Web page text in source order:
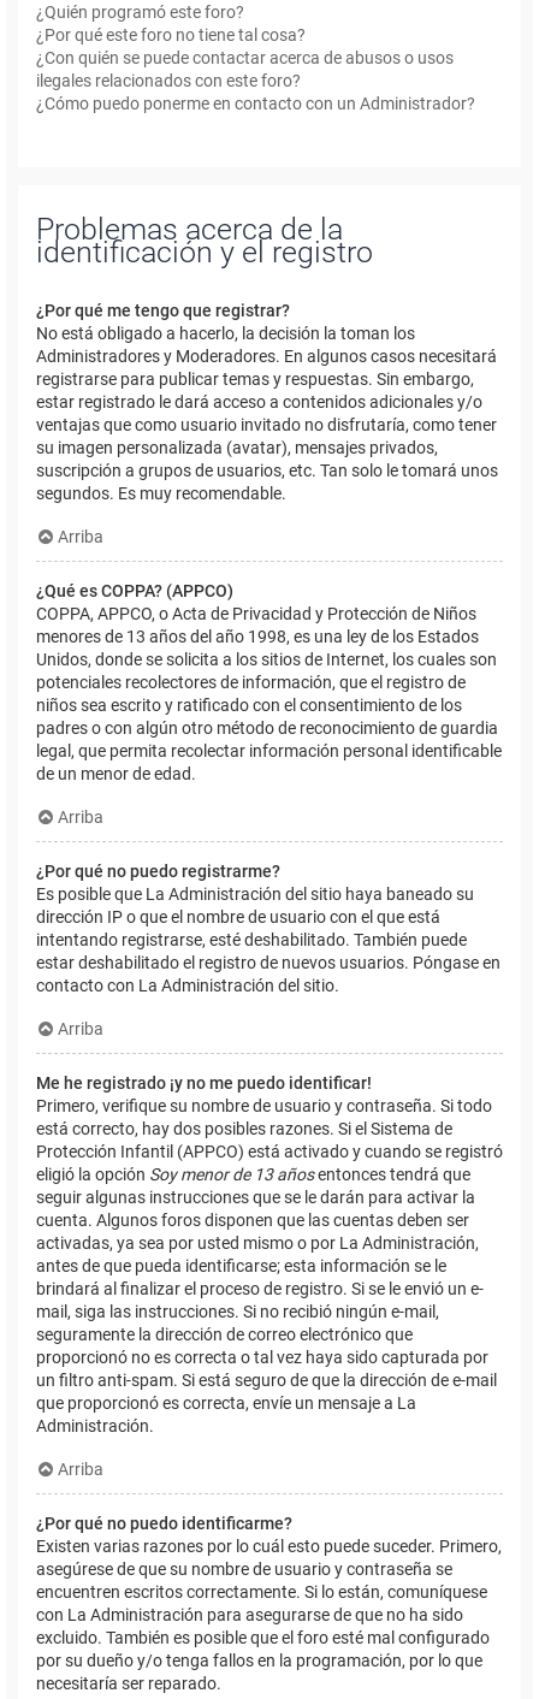
¿Quién programó este foro?
¿Por qué este foro no tiene tal cosa?
¿Con quién se puede contactar acerca de abusos o usos
ilegales relacionados con este foro?
¿Cómo puedo ponerme en contacto con un Administrador?
Problemas acerca de la
identificación y el registro
¿Por qué me tengo que registrar?
No está obligado a hacerlo, la decisión la toman los
Administradores y Moderadores. En algunos casos necesitará
registrarse para publicar temas y respuestas. Sin embargo,
estar registrado le dará acceso a contenidos adicionales y/o
ventajas que como usuario invitado no disfrutaría, como tener
su imagen personalizada (avatar), mensajes privados,
suscripción a grupos de usuarios, etc. Tan solo le tomará unos
segundos. Es muy recomendable.
Arriba
¿Qué es COPPA? (APPCO)
COPPA, APPCO, o Acta de Privacidad y Protección de Niños
menores de 13 años del año 1998, es una ley de los Estados
Unidos, donde se solicita a los sitios de Internet, los cuales son
potenciales recolectores de información, que el registro de
niños sea escrito y ratificado con el consentimiento de los
padres o con algún otro método de reconocimiento de guardia
legal, que permita recolectar información personal identificable
de un menor de edad.
Arriba
¿Por qué no puedo registrarme?
Es posible que La Administración del sitio haya baneado su
dirección IP o que el nombre de usuario con el que está
intentando registrarse, esté deshabilitado. También puede
estar deshabilitado el registro de nuevos usuarios. Póngase en
contacto con La Administración del sitio.
Arriba
Me he registrado ¡y no me puedo identificar!
Primero, verifique su nombre de usuario y contraseña. Si todo
está correcto, hay dos posibles razones. Si el Sistema de
Protección Infantil (APPCO) está activado y cuando se registró
eligió la opción Soy menor de 13 añosentonces tendrá que
seguir algunas instrucciones que se le darán para activar la
cuenta. Algunos foros disponen que las cuentas deben ser
activadas, ya sea por usted mismo o por La Administración,
antes de que pueda identificarse; esta información se le
brindará al finalizar el proceso de registro. Si se le envió un e-
mail, siga las instrucciones. Si no recibió ningún e-mail,
seguramente la dirección de correo electrónico que
proporcionó no es correcta o tal vez haya sido capturada por
un filtro anti-spam. Si está seguro de que la dirección de e-mail
que proporcionó es correcta, envíe un mensaje a La
Administración.
Arriba
¿Por qué no puedo identificarme?
Existen varias razones por lo cuál esto puede suceder. Primero,
asegúrese de que su nombre de usuario y contraseña se
encuentren escritos correctamente. Si lo están, comuníquese
con La Administración para asegurarse de que no ha sido
excluido. También es posible que el foro esté mal configurado
por su dueño y/o tenga fallos en la programación, por lo que
necesitaría ser reparado.